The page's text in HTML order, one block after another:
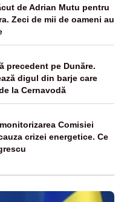
de Adrian Mutu pentru
Zeci de mii de oameni au
precedent pe Dunăre.
digul din barje care
la Cernavodă
Comisiei
crizei energetice. Ce